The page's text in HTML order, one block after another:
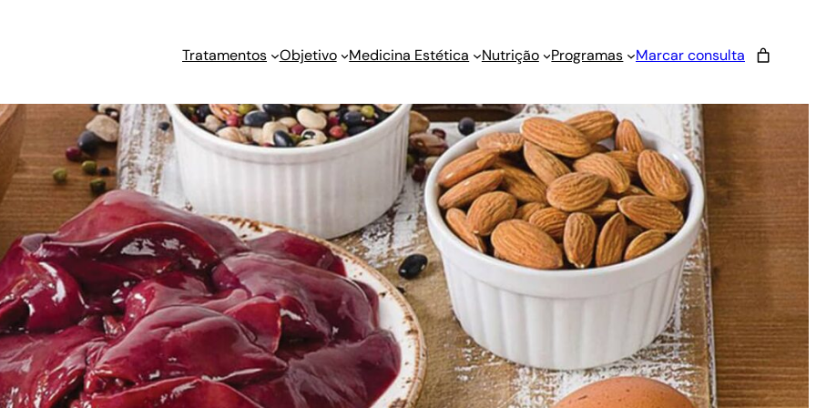
Tratamentos Objetivo Medicina Estética Nutrição Programas Marcar consulta